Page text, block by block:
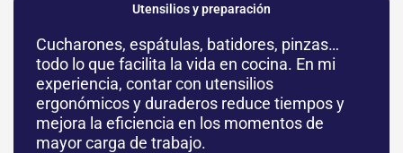
Utensilios y preparación
Cucharones, espátulas, batidores, pinzas…
todo lo que facilita la vida en cocina. En mi
experiencia, contar con utensilios
ergonómicos y duraderos reduce tiempos y
mejora la eficiencia en los momentos de
mayor carga de trabajo.